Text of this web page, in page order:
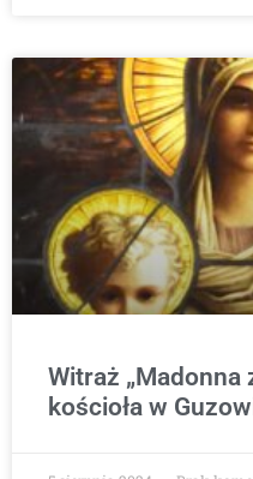
Witraż „Madonna
kościoła w